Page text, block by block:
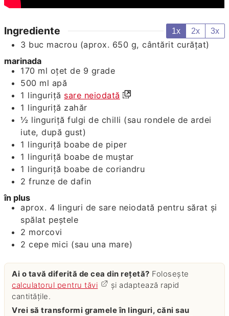
Ingrediente 1x 2x 3x
3 buc macrou (aprox. 650 g, cântărit curățat)
marinada
170 ml oțet de 9 grade
500 ml apă
1 linguriță sare neiodată
1 linguriță zahăr
½ linguriță fulgi de chilli (sau rondele de ardei
iute, după gust)
1 linguriță boabe de piper
1 linguriță boabe de muştar
1 linguriță boabe de coriandru
2 frunze de dafin
în plus
aprox. 4 linguri de sare neiodată pentru sărat și
spălat peștele
2 morcovi
2 cepe mici (sau una mare)
Ai o tavă diferită de cea din rețetă? Folosește
calculatorul pentru tăvi
și adaptează rapid
cantitățile.
Vrei să transformi gramele în linguri, căni sau